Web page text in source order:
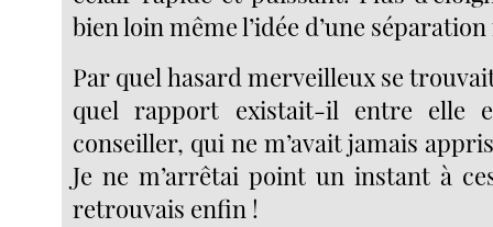
bien loin même l’idée d’une
Par quel hasard merveilleux se
quel rapport existait-il entre elle
conseiller, qui ne m’avait jamais
Je ne m’arrêtai point un instant à
retrouvais enfin !